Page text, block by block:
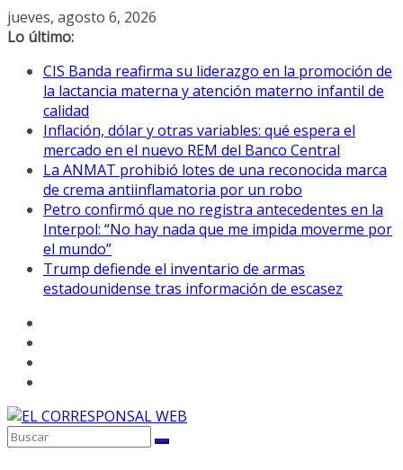
Saltar
al
jueves, agosto 6, 2026
Lo último:
CIS Banda reafirma su liderazgo en la promoción de
la lactancia materna y atención materno infantil de
calidad
Inflación, dólar y otras variables: qué espera el
mercado en el nuevo REM del Banco Central
La ANMAT prohibió lotes de una reconocida marca
de crema antiinflamatoria por un robo
Petro confirmó que no registra antecedentes en la
Interpol: “No hay nada que me impida moverme por
el mundo”
Trump defiende el inventario de armas
estadounidense tras información de escasez